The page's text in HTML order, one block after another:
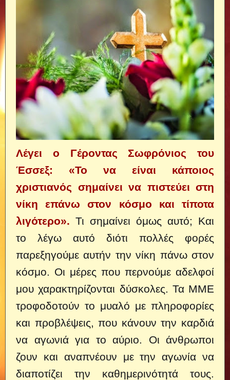
Λέγει ο Γέροντας Σωφρόνιος του
Έσσεξ: «Το να είναι κάποιος
χριστιανός σημαίνει να πιστεύει στη
νίκη επάνω στον κόσμο και τίποτα
λιγότερο». Τι σημαίνει όμως αυτό; Και
το λέγω αυτό διότι πολλές φορές
παρεξηγούμε αυτήν την νίκη πάνω στον
κόσμο. Οι μέρες που περνούμε αδελφοί
μου χαρακτηρίζονται δύσκολες. Τα ΜΜΕ
τροφοδοτούν το μυαλό με πληροφορίες
και προβλέψεις, που κάνουν την καρδιά
να αγωνιά για το αύριο. Οι άνθρωποι
ζουν και αναπνέουν με την αγωνία να
διαποτίζει την καθημερινότητά τους.